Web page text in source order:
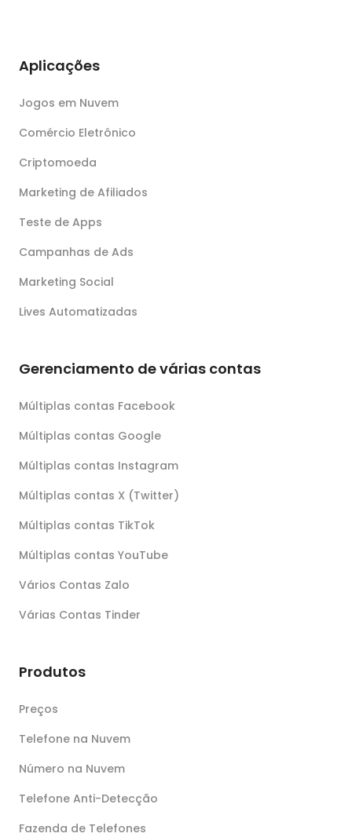
Aplicações
Jogos em Nuvem
Comércio Eletrônico
Criptomoeda
Marketing de Afiliados
Teste de Apps
Campanhas de Ads
Marketing Social
Lives Automatizadas
Gerenciamento de várias contas
Múltiplas contas Facebook
Múltiplas contas Google
Múltiplas contas Instagram
Múltiplas contas X (Twitter)
Múltiplas contas TikTok
Múltiplas contas YouTube
Vários Contas Zalo
Várias Contas Tinder
Produtos
Preços
Telefone na Nuvem
Número na Nuvem
Telefone Anti-Detecção
Fazenda de Telefones